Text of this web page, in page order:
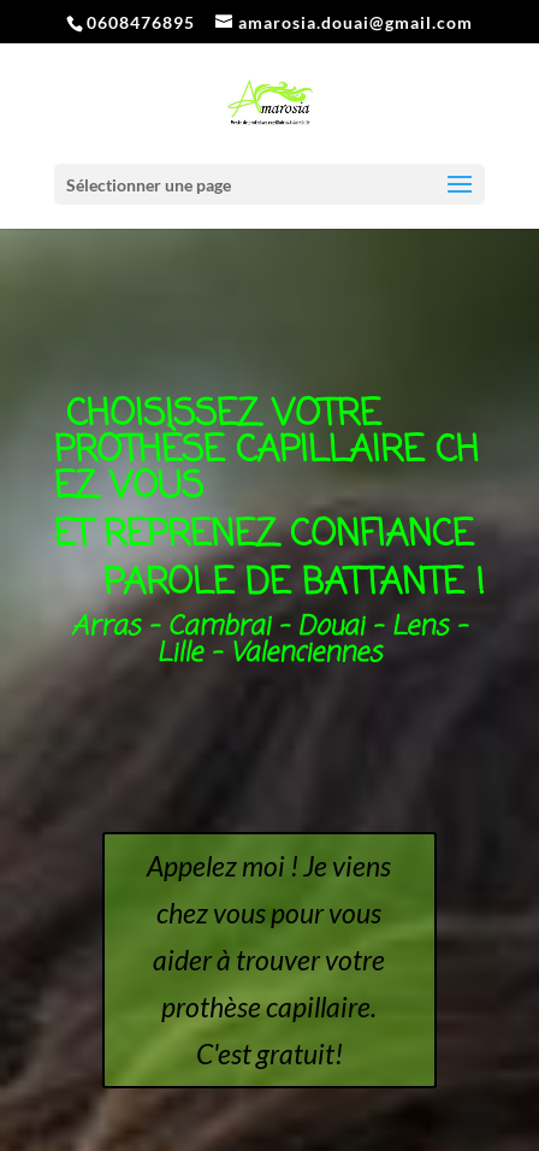
0608476895 amarosia.douai@gmail.com
Sélectionner une page
CHOISISSEZ VOTRE
PROTHÈSE CAPILLAIRECH
EZ VOUS
ET REPRENEZ CONFIANCE
PAROLE DE BATTANTE !
Arras – Cambrai – Douai – Lens –
Lille – Valenciennes
Appelez moi ! Je viens
chez vous pour vous
aider à trouver votre
prothèse capillaire.
C'est gratuit!